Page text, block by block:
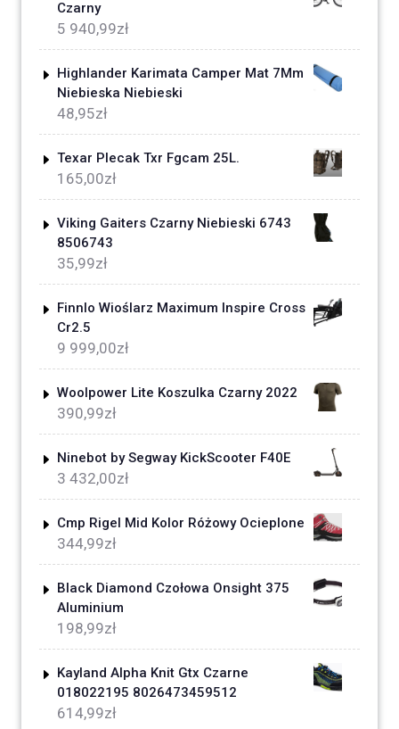
Czarny
5 940,99zł
Highlander Karimata Camper Mat 7Mm
Niebieska Niebieski
48,95zł
Texar Plecak Txr Fgcam 25L.
165,00zł
Viking Gaiters Czarny Niebieski 6743
8506743
35,99zł
Finnlo Wioślarz Maximum Inspire Cross
Cr2.5
9 999,00zł
Woolpower Lite Koszulka Czarny 2022
390,99zł
Ninebot by Segway KickScooter F40E
3 432,00zł
Cmp Rigel Mid Kolor Różowy Ocieplone
344,99zł
Black Diamond Czołowa Onsight 375
Aluminium
198,99zł
Kayland Alpha Knit Gtx Czarne
018022195 8026473459512
614,99zł